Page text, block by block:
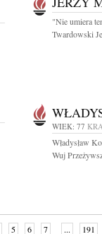
"Nie umiera
Twardowski
WIEK: 77
Władysław
Wuj
5 6 7 ... 191